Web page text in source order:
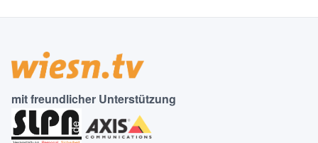
mit freundlicher Unterstützung